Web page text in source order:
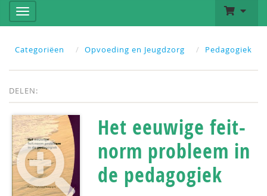
Categoriëen Opvoeding en Jeugdzorg Pedagogiek
DELEN:
Het eeuwige feit-
norm probleem in
de pedagogiek